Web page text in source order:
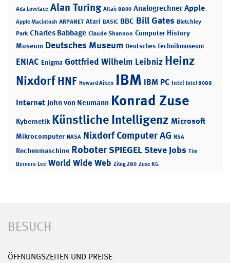
Ada Lovelace Alan Turing Altair 8800 Analogrechner Apple
Apple Macintosh ARPANET Atari BASIC BBC Bill Gates Bletchley
Park Charles Babbage Claude Shannon Computer History
Museum Deutsches Museum Deutsches Technikmuseum
ENIAC Enigma Gottfried Wilhelm Leibniz Heinz
NixdorfHNF Howard Aiken IBM IBM PC Intel Intel 8088
Internet John von Neumann Konrad Zuse
Kybernetik Künstliche Intelligenz Microsoft
Mikrocomputer NASA Nixdorf Computer AG NSA
Rechenmaschine RoboterSPIEGELSteve Jobs Tim
Berners-Lee World Wide Web Zilog Z80 Zuse KG
BESUCH
ÖFFNUNGSZEITEN UND PREISE